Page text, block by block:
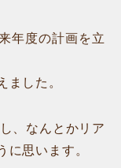
年度の計画を立
ました。
、なんとかリア
に思います。